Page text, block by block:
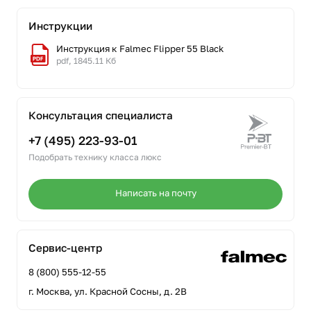
Инструкции
Инструкция к Falmec Flipper 55 Black
pdf, 1845.11 Кб
Консультация специалиста
+7 (495) 223-93-01
Подобрать технику класса люкс
Написать на почту
Сервис-центр
8 (800) 555-12-55
г. Москва, ул. Красной Сосны, д. 2В